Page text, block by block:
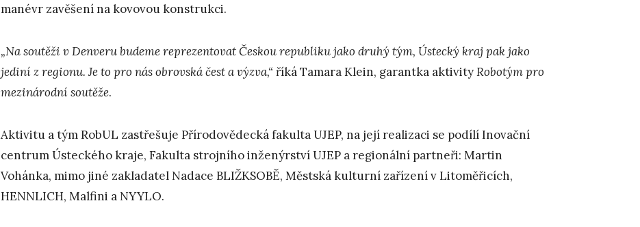
manévr zavěšení na kovovou konstrukci.
„Na soutěži v Denveru budeme reprezentovat Českou republiku jako druhý tým, Ústecký kraj pak jako
jediní z regionu. Je to pro nás obrovská čest a výzva,“ říká Tamara Klein, garantka aktivityRobotým pro
mezinárodní soutěže.
Aktivitu a tým RobUL zastřešuje Přírodovědecká fakulta UJEP, na její realizaci se podílí Inovační
centrum Ústeckého kraje, Fakulta strojního inženýrství UJEP a regionální partneři: Martin
Vohánka, mimo jiné zakladatel Nadace BLIŽKSOBĚ, Městská kulturní zařízení v Litoměřicích,
HENNLICH, Malfini a NYYLO.